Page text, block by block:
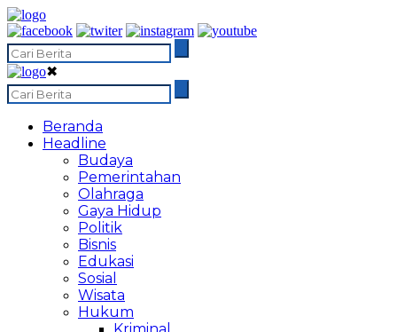
✖
Beranda
Headline
Budaya
Pemerintahan
Olahraga
Gaya Hidup
Politik
Bisnis
Edukasi
Sosial
Wisata
Hukum